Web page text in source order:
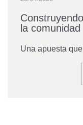
la comunidad
Una apuesta